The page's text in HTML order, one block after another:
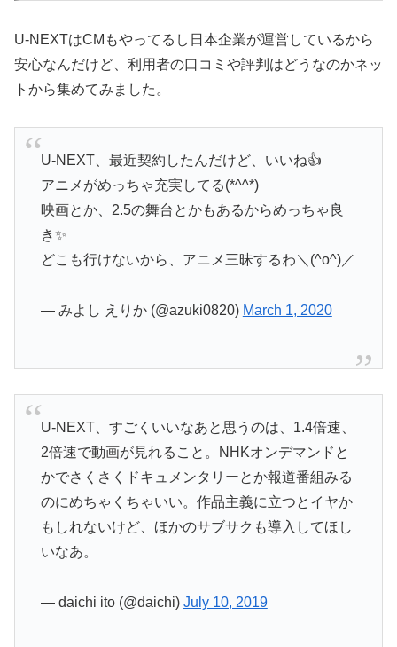
U-NEXTはCMもやってるし日本企業が運営しているから
安心なんだけど、利用者の口コミや評判はどうなのかネッ
トから集めてみました。
U-NEXT、最近契約したんだけど、いいね👍
アニメがめっちゃ充実してる(*^^*)
映画とか、2.5の舞台とかもあるからめっちゃ良
き✨
どこも行けないから、アニメ三昧するわ＼(^o^)／
— みよし えりか (@azuki0820) March 1, 2020
U-NEXT、すごくいいなあと思うのは、1.4倍速、
2倍速で動画が見れること。NHKオンデマンドと
かでさくさくドキュメンタリーとか報道番組みる
のにめちゃくちゃいい。作品主義に立つとイヤか
もしれないけど、ほかのサブサクも導入してほし
いなあ。
— daichi ito (@daichi) July 10, 2019